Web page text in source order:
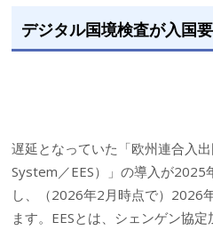
デジタル国境検査が入国
遅延となっていた「欧州連合入
System／EES）」の導入が2025
し、（2026年2月時点で）2026
ます。EESとは、シェンゲン協